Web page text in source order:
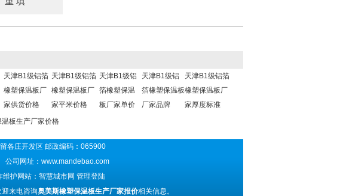
天津B1级铝箔
橡塑保温板厂
家供货价格
天津B1级铝箔
橡塑保温板厂
家平米价格
天津B1级铝
箔橡塑保温
板厂家单价
天津B1级铝
箔橡塑保温板
厂家品牌
天津B1级铝箔
橡塑保温板厂
家厚度标准
板生产厂家价格
各庄开发区 邮政编码：065900
司网址： www.mandebao.com
护网站：智慧城市网 管理登陆
来电咨询奥美斯橡塑保温板生产厂家报价相关信息。